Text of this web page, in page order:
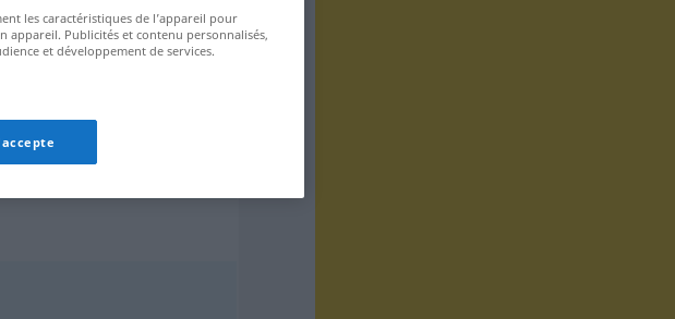
les caractéristiques de l’appareil pour
appareil. Publicités et contenu personnalisés,
et développement de services.